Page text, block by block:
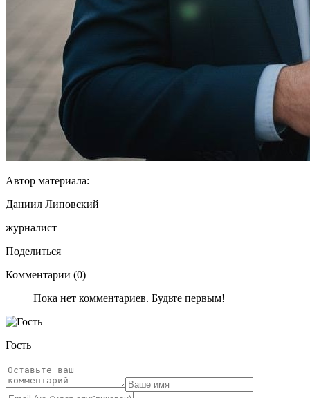
Автор материала:
Даниил Липовский
журналист
Поделиться
Комментарии (0)
Пока нет комментариев. Будьте первым!
Гость